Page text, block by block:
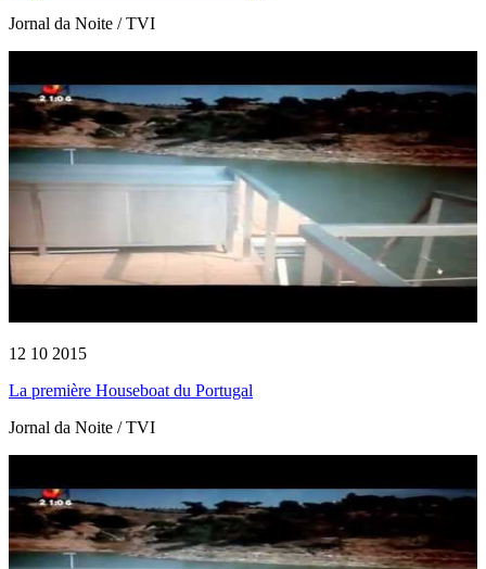
Jornal da Noite / TVI
12 10 2015
La première Houseboat du Portugal
Jornal da Noite / TVI